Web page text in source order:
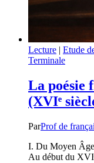
Lecture | Etude
Terminale
La poésie
(XVIᵉ
ParProf de
I. Du Moyen Âge
Au début du